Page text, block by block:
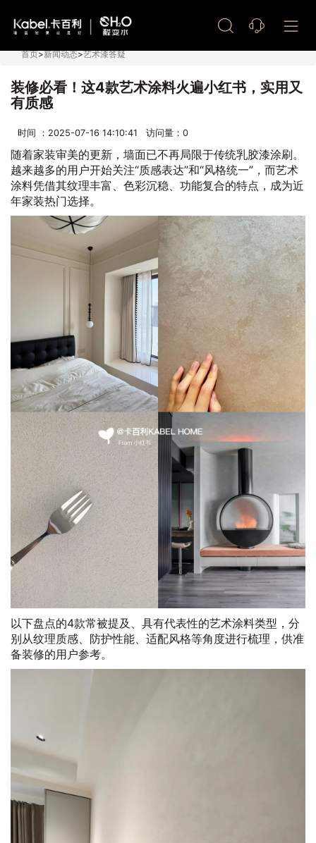
首页>新闻动态>艺术漆答疑
装修必看！这4款艺术涂料火遍小红书，实用又
有质感
时间 ：2025-07-16 14:10:41 访问量： 0
随着家装审美的更新，墙面已不再局限于传统乳胶漆涂刷。
越来越多的用户开始关注“质感表达”和“风格统一”，而艺术
涂料凭借其纹理丰富、色彩沉稳、功能复合的特点，成为近
年家装热门选择。
以下盘点的4款常被提及、具有代表性的艺术涂料类型，分
别从纹理质感、防护性能、适配风格等角度进行梳理，供准
备装修的用户参考。